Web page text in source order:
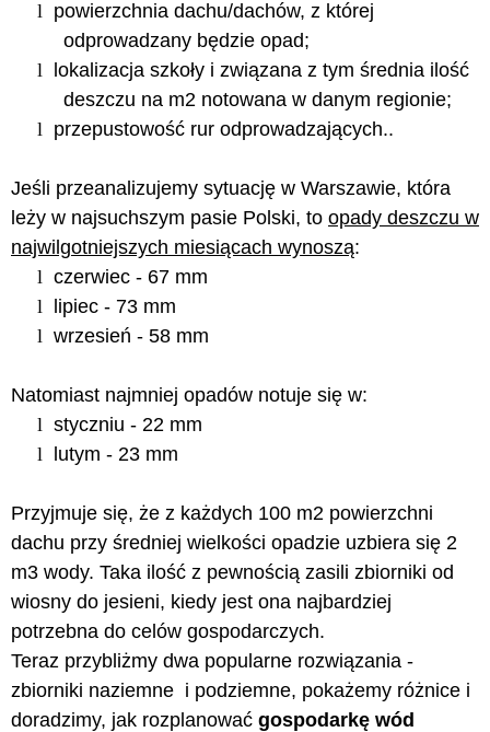
l powierzchnia dachu/dachów, z której
odprowadzany będzie opad;
l
lokalizacja szkoły i związana z tym średnia ilość
deszczu na m2 notowana w danym regionie;
l przepustowość rur odprowadzających..
Jeśli przeanalizujemy sytuację w Warszawie, która
leży w najsuchszym pasie Polski, to opady deszczu w
najwilgotniejszych miesiącach wynoszą:
l czerwiec - 67 mm
l
lipiec - 73 mm
l wrzesień - 58 mm
Natomiast najmniej opadów notuje się w:
l styczniu - 22 mm
l
lutym - 23 mm
Przyjmuje się, że z każdych 100 m2 powierzchni
dachu przy średniej wielkości opadzie uzbiera się 2
m3 wody. Taka ilość z pewnością zasili zbiorniki od
wiosny do jesieni, kiedy jest ona najbardziej
potrzebna do celów gospodarczych.
Teraz przybliżmy dwa popularne rozwiązania -
zbiorniki naziemne i podziemne, pokażemy różnice i
doradzimy, jak rozplanować gospodarkę wód